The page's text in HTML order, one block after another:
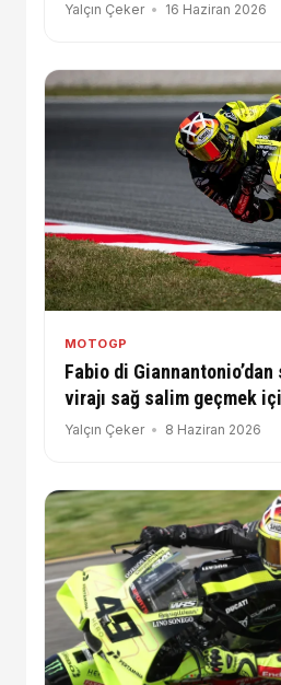
Yalçın Çeker 16 Haziran 2026
MOTOGP
Fabio di Giannantonio’dan
virajı sağ salim geçmek
Yalçın Çeker 8 Haziran 2026